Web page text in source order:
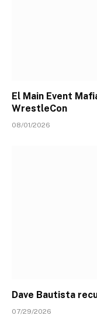
El Main Event
WrestleCon
08/01/2026
Dave Bautista
07/29/2026